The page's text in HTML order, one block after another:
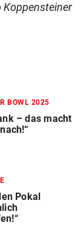
Koppensteiner
BOWL 2025
– das macht
Pokal